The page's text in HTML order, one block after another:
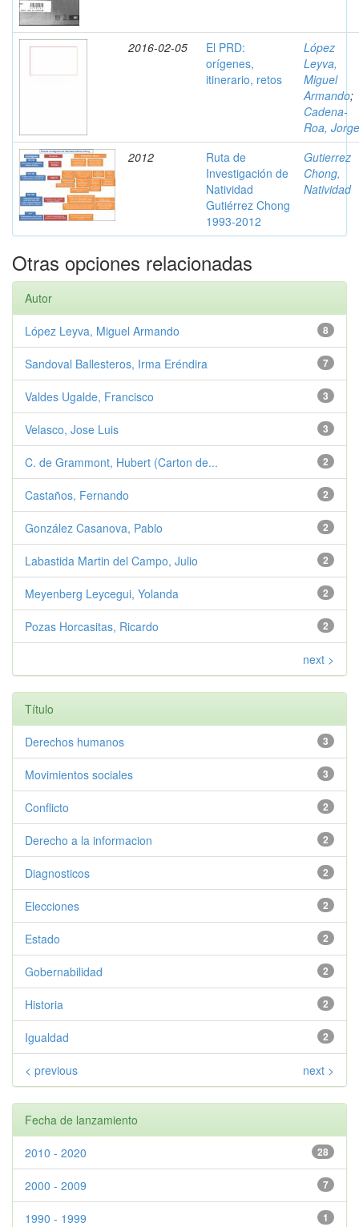
2016-02-05
El PRD:
orígenes,
itinerario, retos
López
Leyva,
Miguel
Armando;
Cadena-
Roa, Jorge
2012
Ruta de
Investigación de
Natividad
Gutiérrez Chong
1993-2012
Gutierrez
Chong,
Natividad
Otras opciones relacionadas
Autor
8
López Leyva, Miguel Armando
7
Sandoval Ballesteros, Irma Eréndira
3
Valdes Ugalde, Francisco
3
Velasco, Jose Luis
2
C. de Grammont, Hubert (Carton de...
2
Castaños, Fernando
2
González Casanova, Pablo
2
Labastida Martin del Campo, Julio
2
Meyenberg Leycegui, Yolanda
2
Pozas Horcasitas, Ricardo
next >
Título
3
Derechos humanos
3
Movimientos sociales
2
Conflicto
2
Derecho a la informacion
2
Diagnosticos
2
Elecciones
2
Estado
2
Gobernabilidad
2
Historia
2
Igualdad
< previous next >
Fecha de lanzamiento
28
2010 - 2020
7
2000 - 2009
1
1990 - 1999